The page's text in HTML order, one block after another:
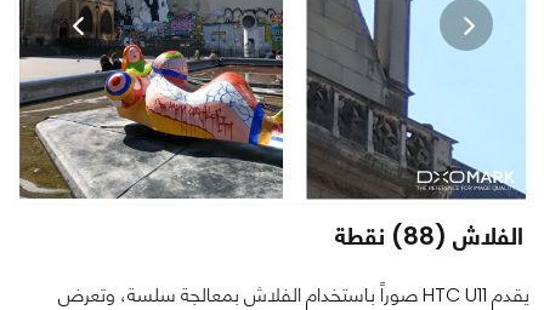
الفلاش (88) نقطة
يقدم HTC U11 صوراً باستخدام الفلاش بمعالجة سلسة، وتعرض